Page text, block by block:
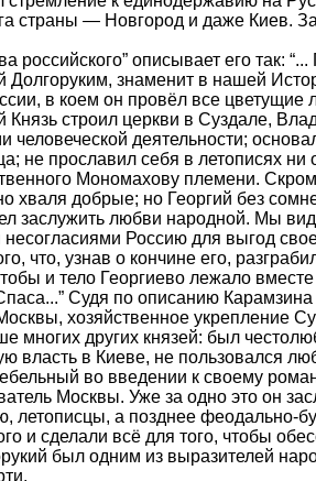
страны — Новгород и даже Киев.
российского” описывает его так:
знаменит в нашей
в коем он провёл все цветущие
строил церкви в Суздале,
деятельности;
не прославил себя в летописях
Мономахову племени.
хваля добрые; но Георгий без
заслужить любви народной. Мы
Россию для выгод
что, узнав о кончине его,
и тело Георгиево лежало
Судя по описанию
хозяйственное укрепление
многих других князей: был
власть в Киеве, не пользовался
во введении к своему
Москвы. Уже за одно это он
летописцы, а позднее феодально-
и сделали всё для того, чтобы
был одним из выразителей